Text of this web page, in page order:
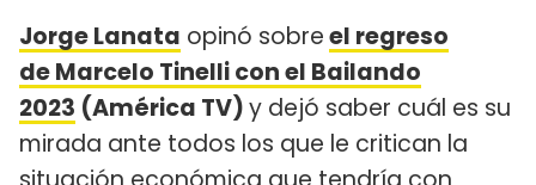
Jorge Lanata opinó sobreel regreso
de Marcelo Tinelli con el Bailando
2023 (América TV)y dejó saber cuál es su
mirada ante todos los que le critican la